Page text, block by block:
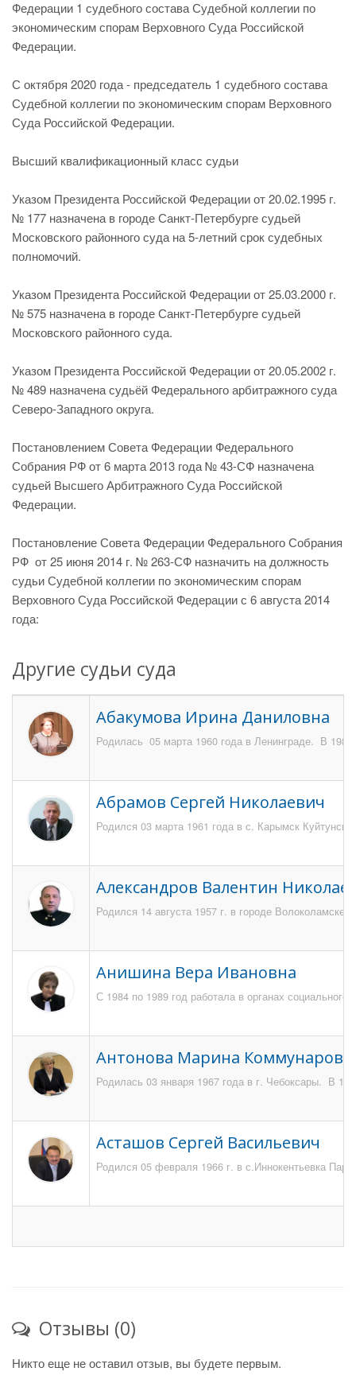
Федерации 1 судебного состава Судебной коллегии по
экономическим спорам Верховного Суда Российской
Федерации.
С октября 2020 года - председатель 1 судебного состава
Судебной коллегии по экономическим спорам Верховного
Суда Российской Федерации.
Высший квалификационный класс судьи
Указом Президента Российской Федерации от 20.02.1995 г.
№ 177 назначена в городе Санкт-Петербурге судьей
Московского районного суда на 5-летний срок судебных
полномочий.
Указом Президента Российской Федерации от 25.03.2000 г.
№ 575 назначена в городе Санкт-Петербурге судьей
Московского районного суда.
Указом Президента Российской Федерации от 20.05.2002 г.
№ 489 назначена судьёй Федерального арбитражного суда
Северо-Западного округа.
Постановлением Совета Федерации Федерального
Собрания РФ от 6 марта 2013 года № 43-СФ назначена
судьей Высшего Арбитражного Суда Российской
Федерации.
Постановление Совета Федерации Федерального Собрания
РФ от 25 июня 2014 г. № 263-СФ назначить на должность
судьи Судебной коллегии по экономическим спорам
Верховного Суда Российской Федерации с 6 августа 2014
года:
Другие судьи суда
Абакумова Ирина Даниловна
Родилась 05 марта 1960 года в Ленинграде. В
Абрамов Сергей Николаевич
Родился 03 марта 1961 года в с. Карымск
Александров Валентин
Родился 14 августа 1957 г. в городе
Анишина Вера Ивановна
С 1984 по 1989 год работала в органах
Антонова Марина
Родилась 03 января 1967 года в г. Чебоксары. В
Асташов Сергей Васильевич
Родился 05 февраля 1966 г. в с.Иннокентьевка
Отзывы (0)
Никто еще не оставил отзыв, вы будете первым.